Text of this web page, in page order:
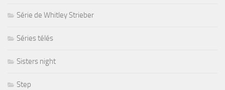
Série de Whitley Strieber
Séries télés
Sisters night
Step